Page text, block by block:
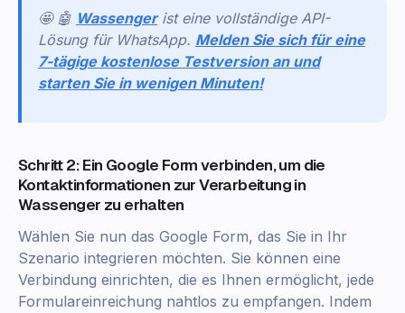
🤩 🤖 Wassenger ist eine vollständige API-
Lösung für WhatsApp. Melden Sie sich für eine
7-tägige kostenlose Testversion an und
starten Sie in wenigen Minuten!
Schritt 2: Ein Google Form verbinden, um die
Kontaktinformationen zur Verarbeitung in
Wassenger zu erhalten
Wählen Sie nun das Google Form, das Sie in Ihr
Szenario integrieren möchten. Sie können eine
Verbindung einrichten, die es Ihnen ermöglicht, jede
Formulareinreichung nahtlos zu empfangen. Indem